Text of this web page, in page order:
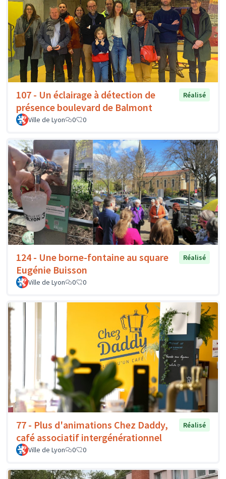
107 - Un éclairage à détection de
présence boulevard de Balmont
Réalisé
Ville de Lyon 0 0
124 - Une borne-fontaine au square
Eugénie Buisson
Réalisé
Ville de Lyon 0 0
77 - Plus d'animations Chez Daddy,
café associatif intergénérationnel
Réalisé
Ville de Lyon 0 0